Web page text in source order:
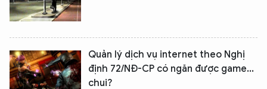
Quản lý dịch vụ internet theo Nghị
định 72/NĐ-CP có ngăn được game...
chui?
TÔI LÀ CHATBOT CỦA
An Ninh Thủ Đô nhé. Tôi sẵn sàng hỗ trợ!